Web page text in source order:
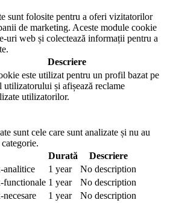
sunt folosite pentru a oferi vizitatorilor
de marketing. Aceste module cookie
uri web și colectează informații pentru a
Descriere
este utilizat pentru un profil bazat pe
utilizatorului și afișează reclame
utilizatorilor.
sunt cele care sunt analizate și nu au
Durată
Descriere
analitice
1 year
No description
functionale 1 year
No description
1 year
No description